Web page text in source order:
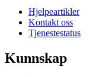
Hjelpeartikler
Kontakt oss
Tjenestestatus
Kunnskap